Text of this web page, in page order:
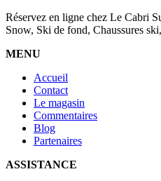
Réservez en ligne chez Le Cabri
Snow, Ski de fond, Chaussures
MENU
Accueil
Contact
Le magasin
Commentaires
Blog
Partenaires
ASSISTANCE